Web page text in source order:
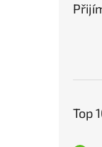
Top